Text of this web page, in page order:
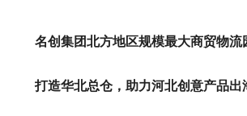
名创集团北方地区规模最大商贸物流
打造华北总仓，助力河北创意产品出